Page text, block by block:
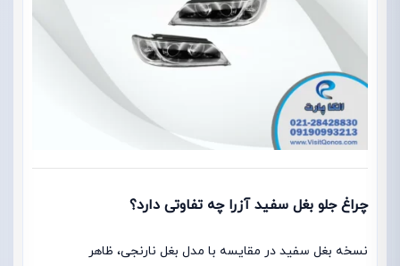
چراغ جلو بغل سفید آزرا چه تفاوتی دارد؟
نسخه بغل سفید در مقایسه با مدل بغل نارنجی، ظاهر